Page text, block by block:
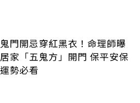
鬼門開忌穿紅黑衣！命理師曝
居家「五鬼方」開門 保平安保
運勢必看